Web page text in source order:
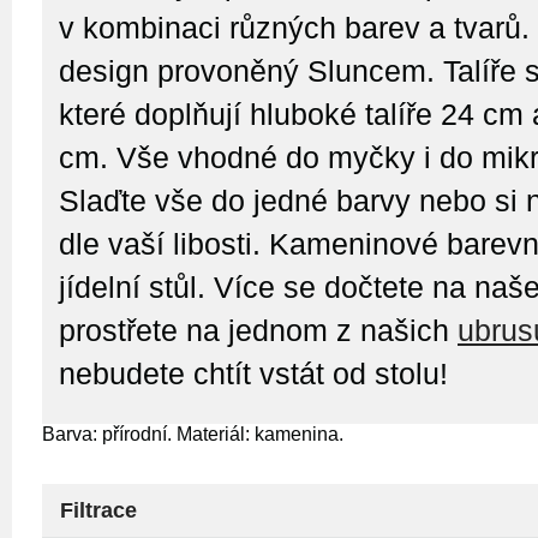
v kombinaci různých barev a
design provoněný Sluncem. Talíře
které doplňují hluboké talíře 24 cm
cm. Vše vhodné do myčky i do
Slaďte vše do jedné barvy nebo si
dle vaší libosti. Kameninové
jídelní stůl. Více se dočtete na
prostřete na jednom z našich
nebudete chtít vstát od stolu!
Barva: přírodní. Materiál: kamenina.
Filtrace